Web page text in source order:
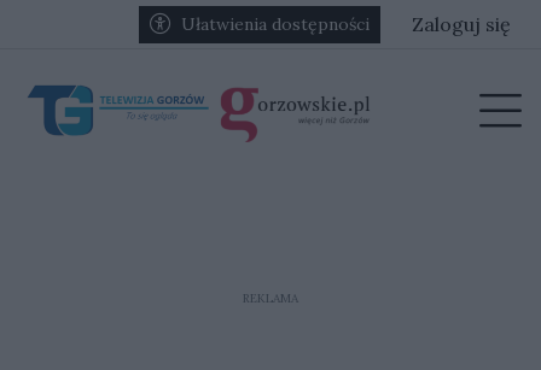
Przejdź do głównych treści
Przejdź do głównego menuUłatwienia dostępności Zaloguj się
REKLAMA